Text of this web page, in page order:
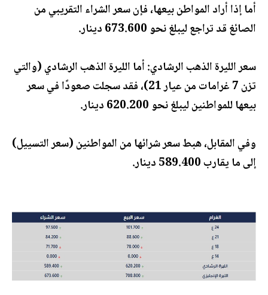
أما إذا أراد المواطن بيعها، فإن سعر الشراء التقريبي من
الصائغ قد تراجع ليبلغ نحو 673.600 دينار.
سعر الليرة الذهب الرشادي: أما الليرة الذهب الرشادي (والتي
تزن 7 غرامات من عيار 21)، فقد سجلت صعودًا في سعر
بيعها للمواطنين ليبلغ نحو 620.200 دينار.
وفي المقابل، هبط سعر شرائها من المواطنين (سعر التسييل)
إلى ما يقارب 589.400 دينار.